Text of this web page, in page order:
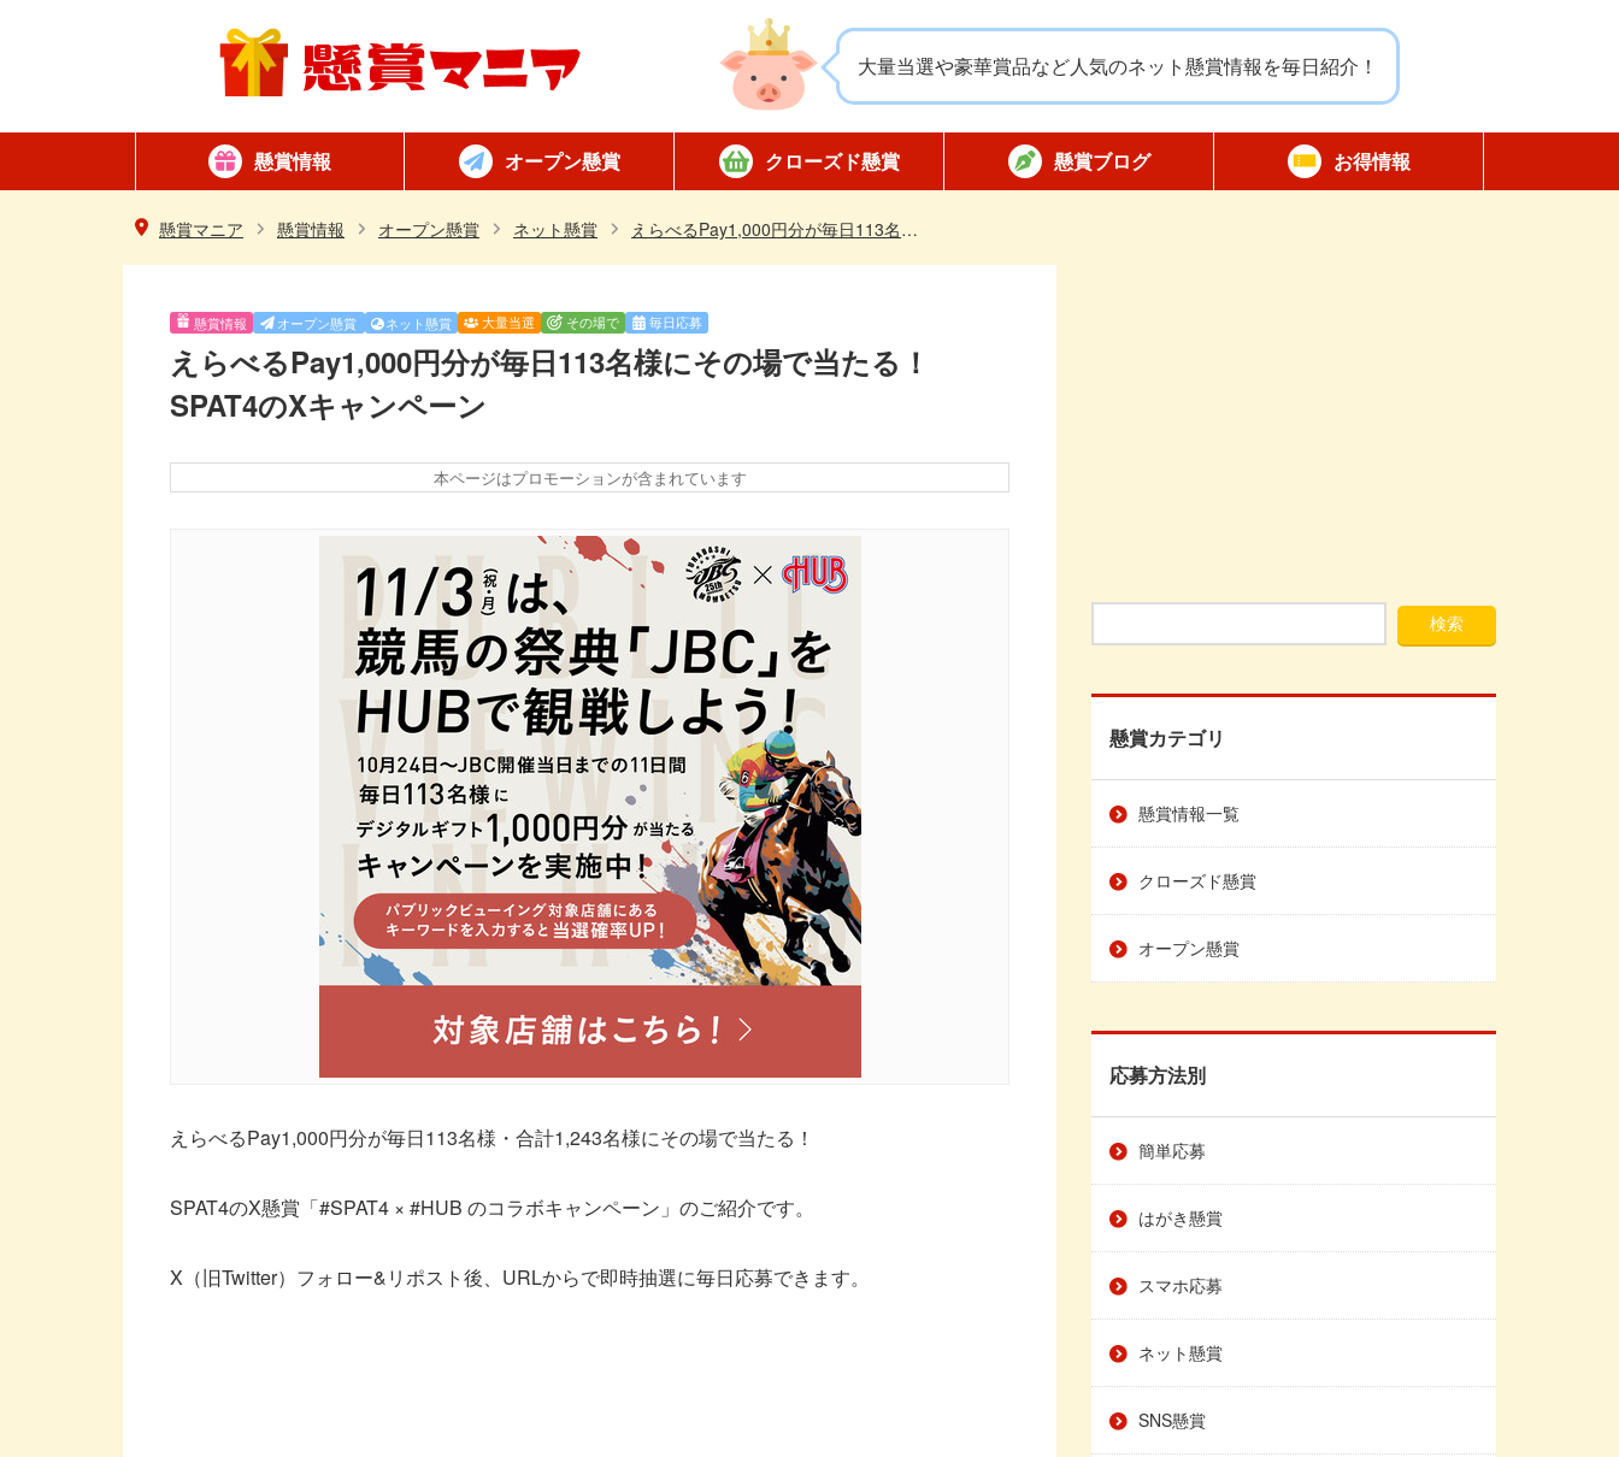
大量当選や豪華賞品など人気のネット懸賞情報を毎日紹介！
懸賞情報
ネット懸賞
はがき懸賞
懸賞カテゴリ一覧
オープン懸賞
簡単応募
毎日応募
クローズド懸賞
全国版懸賞
対象店舗限定
懸賞ハガキ
懸賞ブログ お得情報
懸賞マニア 懸賞情報 オープン懸賞 ネット懸賞 えらべるPay1,000円分が毎日113名様にその場で当たる！SPAT4のXキャンペーン
懸賞情報 オープン懸賞 ネット懸賞 大量当選 その場で 毎日応募
えらべるPay1,000円分が毎日113名様にその場で当たる！
SPAT4のXキャンペーン
本ページはプロモーションが含まれています
えらべるPay1,000円分が毎日113名様・合計1,243名様にその場で当たる！
SPAT4のX懸賞「#SPAT4 × #HUB のコラボキャンペーン」のご紹介です。
X（旧Twitter）フォロー&リポスト後、URLからで即時抽選に毎日応募できます。
懸賞カテゴリ
懸賞情報一覧
クローズド懸賞
オープン懸賞
応募方法別
簡単応募
はがき懸賞
スマホ応募
ネット懸賞
SNS懸賞